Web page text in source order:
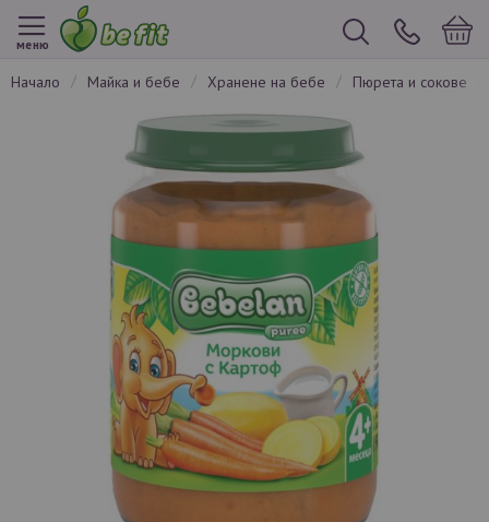
меню
начало майка и бебе хранене на бебе
пюрета и сокове